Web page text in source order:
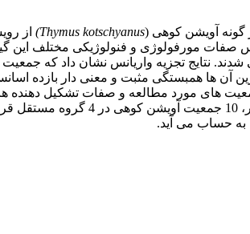
گونه آویشن کوهی (Thymus kotschyanus
) از
قم در سال 1386 کاشته شدند. سپس صفات
نتایج تجزیه واریانس نشان داد که
آن ها همبستگی مثبت و معنی دار بازده
به حساب می آید.